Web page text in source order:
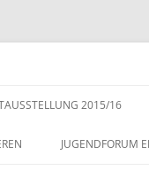
2015/16
JUGENDFORUM